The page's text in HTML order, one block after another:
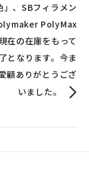
」、SBフィラメン
PolyMax
在の在庫をもって
となります。今ま
顧ありがとうござ
いました。